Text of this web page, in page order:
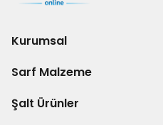
Kurumsal
Sarf Malzeme
Şalt Ürünler